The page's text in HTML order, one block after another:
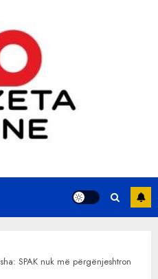
SPAK nuk më përgënjeshtron